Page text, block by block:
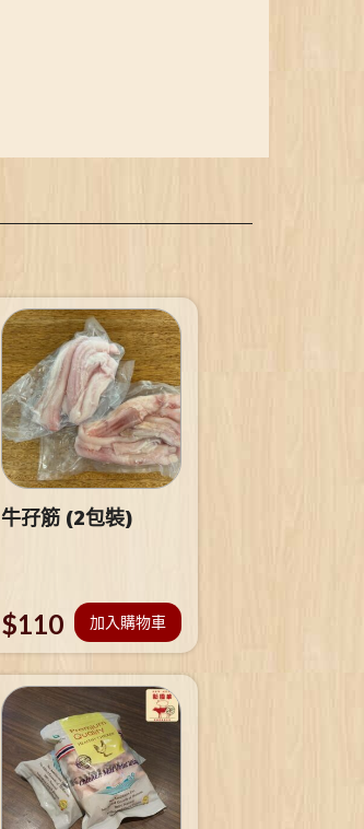
牛孖筋 (2包裝)
$110 加入購物車